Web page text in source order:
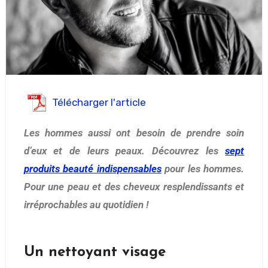
Télécharger l'article
Les hommes aussi ont besoin de prendre soin
d’eux et de leurs peaux. Découvrez lessept
produits beauté indispensablespour les hommes.
Pour une peau et des cheveux resplendissants et
irréprochables au quotidien !
Un nettoyant visage